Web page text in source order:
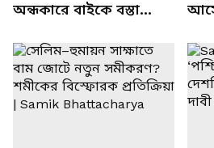
অন্ধকারে বাইকে বস্তা
চত্বরে তাণ্ডব